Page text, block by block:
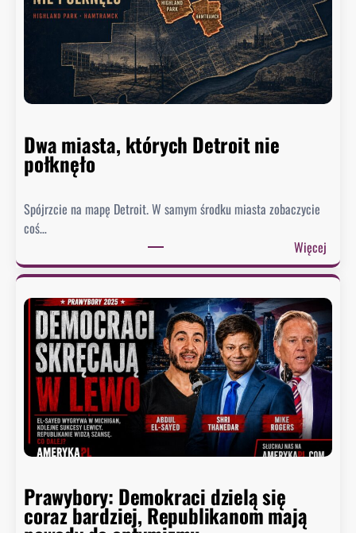
y
s
ł
a
ł
U
S
A
i
…
c
i
.
Dwa miasta, których Detroit nie
połknęło
Spójrzcie na mapę Detroit. W samym środku miasta zobaczycie
coś…
Więcej:
D
a
m
i
a
s
,
k
Prawybory: Demokraci dzielą się
coraz bardziej, Republikanom mają